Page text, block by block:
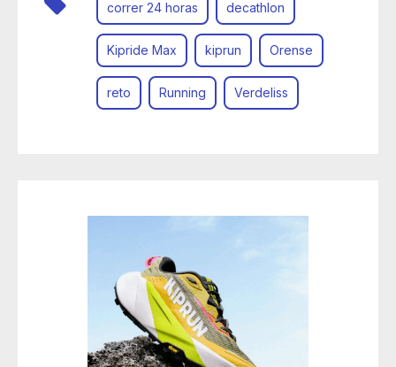
correr 24 horas decathlon
Kipride Max kiprun Orense
reto Running Verdeliss